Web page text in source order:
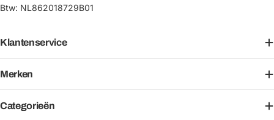
Btw: NL862018729B01
Klantenservice
Merken
Categorieën